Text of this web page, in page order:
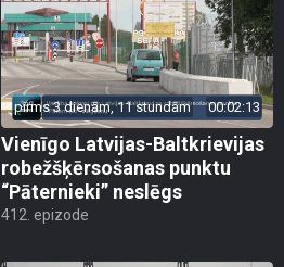
pirms 3 dienām, 11 stundām 00:02:13
Vienīgo Latvijas-Baltkrievijas
robežšķērsošanas punktu
“Pāternieki” neslēgs
412. epizode